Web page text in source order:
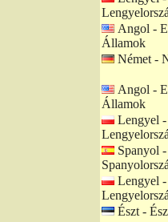
Angol -
Államok
Német -
Angol -
Államok
Lengyel -
Spanyol -
Lengyel -
Észt -